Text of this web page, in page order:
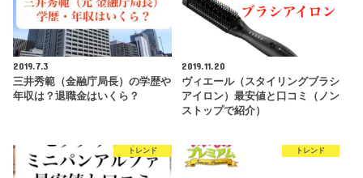
2019.7.3
三井秀範（金融庁局長）の学歴や
年収は？退職金はいくら？
2019.11.20
ヴィエール（スタイリングブラシ
アイロン）最安値と口コミ（ノン
ストップで紹介）
トレンド トレンド